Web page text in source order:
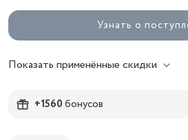
Узнать о
Показать применённые скидки
+1560бонусов